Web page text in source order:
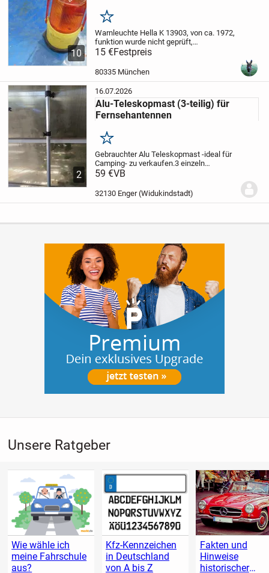
10
Merken
Warnleuchte Hella K 13903, von ca. 1972,
funktion wurde nicht geprüft,
Gebrauchsspuren, sollte mal gereinigt
werden. Es gibt noch die gut gebrauchte
original Styropor-Verpackung dazu, mit
15 €Festpreis
80335 München
2
16.07.2026
Alu-Teleskopmast (3-teilig) für
Fernsehantennen
Merken
Gebrauchter Alu Teleskopmast -ideal für
Camping- zu verkaufen.3 einzeln
verstellbare Stangen. Höhe min. 1,57 m,
Versand.
59 €VB
32130 Enger (Widukindstadt)
Unsere Ratgeber
Wie wähle ich
meine Fahrschule
aus?
Kfz-Kennzeichen
in Deutschland
von A bis Z
Fakten und
Hinweise
historischer